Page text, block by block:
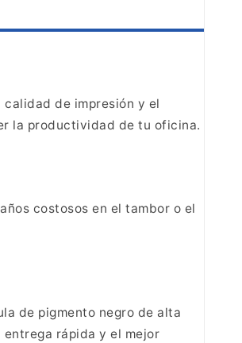
de impresión y el
la productividad de tu oficina.
costosos en el tambor o el
de pigmento negro de alta
entrega rápida y el mejor